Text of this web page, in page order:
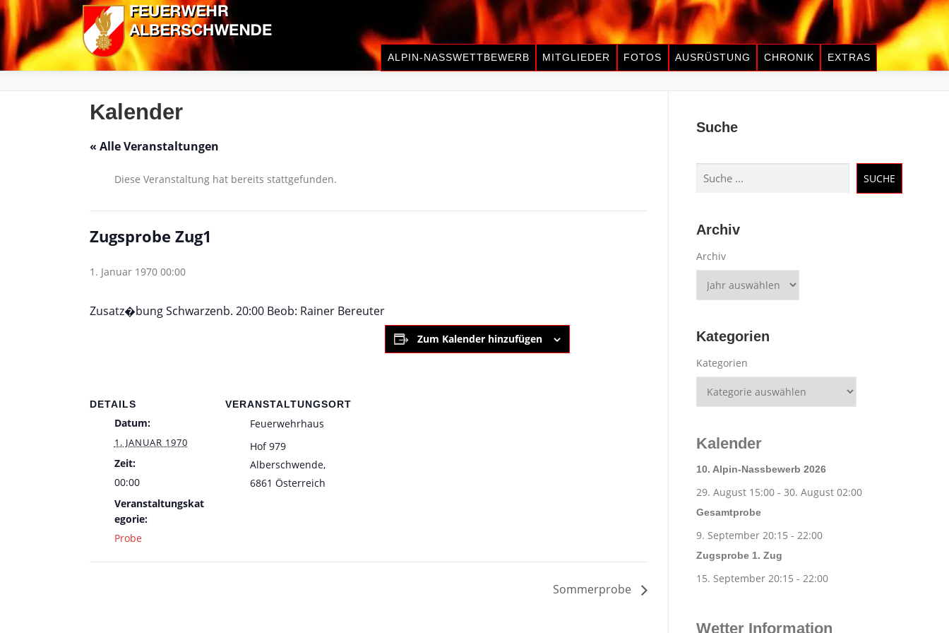
Zum
Inhalt
springen
ALPIN-NASSWETTBEWERB MITGLIEDER FOTOS AUSRÜSTUNG CHRONIK EXTRAS
Kalender
« Alle Veranstaltungen
Diese Veranstaltung hat bereits stattgefunden.
Zugsprobe Zug1
1. Januar 1970 00:00
Zusatz�bung Schwarzenb. 20:00 Beob: Rainer Bereuter
Zum Kalender hinzufügen
DETAILS
Datum:
1. JANUAR 1970
Zeit:
00:00
Veranstaltungskat
egorie:
Probe
VERANSTALTUNGSORT
Feuerwehrhaus
Hof 979
Alberschwende,
6861 Österreich
Sommerprobe
Suche
Suchen
SUCHE
Archiv
Archiv
Kategorien
Kategorien
Kalender
10. Alpin-Nassbewerb 2026
29. August 15:00 - 30. August 02:00
Gesamtprobe
9. September 20:15 - 22:00
Zugsprobe 1. Zug
15. September 20:15 - 22:00
Wetter Information